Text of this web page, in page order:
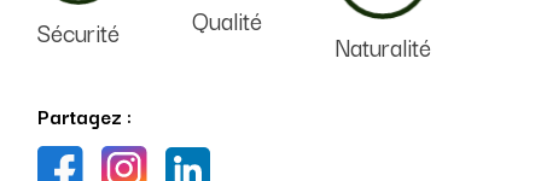
Sécurité Qualité
Naturalité
Partagez :